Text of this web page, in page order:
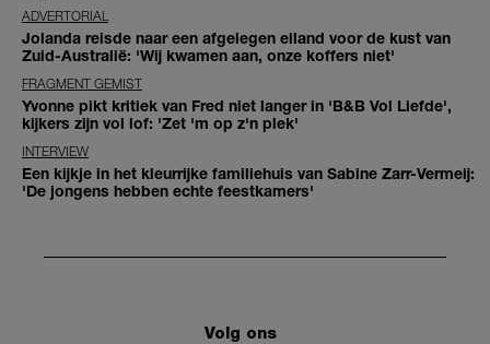
ADVERTORIAL
Jolanda reisde naar een afgelegen eiland voor de kust van
Zuid-Australië: 'Wij kwamen aan, onze koffers niet'
FRAGMENT GEMIST
Yvonne pikt kritiek van Fred niet langer in 'B&B Vol Liefde',
kijkers zijn vol lof: 'Zet 'm op z'n plek'
INTERVIEW
Een kijkje in het kleurrijke familiehuis van Sabine Zarr-Vermeij:
'De jongens hebben echte feestkamers'
Volg ons